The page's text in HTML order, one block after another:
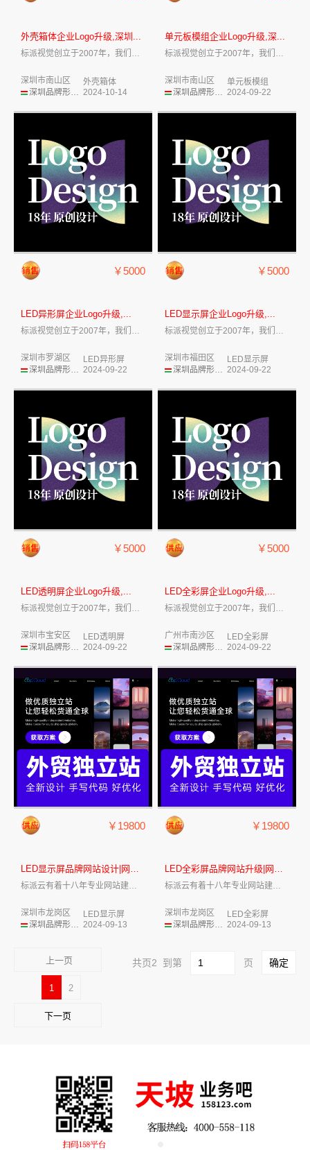
外壳箱体企业Logo升级,深圳...
深圳市南山区
外壳箱体
2024-10-14
单元板模组企业Logo升级,深...
深圳市南山区
单元板模组
2024-09-22
￥5000
LED异形屏企业Logo升级,...
标派视觉创立于2007年，我们致力于企业...
深圳品牌形象设计
深圳市罗湖区
LED异形屏
2024-09-22
￥5000
LED显示屏企业Logo升级,...
标派视觉创立于2007年，我们致力于企业...
深圳品牌形象设计
深圳市福田区
LED显示屏
2024-09-22
￥5000
LED透明屏企业Logo升级,...
标派视觉创立于2007年，我们致力于企业...
深圳品牌形象设计
深圳市宝安区
LED透明屏
2024-09-22
￥5000
LED全彩屏企业Logo升级,...
标派视觉创立于2007年，我们致力于企业...
深圳品牌形象设计
广州市南沙区
LED全彩屏
2024-09-22
￥19800
LED显示屏品牌网站设计|网站...
标派云有着十八年专业网站建设开发经验，标...
深圳品牌形象设计
深圳市龙岗区
LED显示屏
2024-09-13
￥19800
LED全彩屏品牌网站升级|网站...
标派云有着十八年专业网站建设开发经验，标...
深圳品牌形象设计
深圳市龙岗区
LED全彩屏
2024-09-13
上一页
1 2
下一页
共页2 到第 页